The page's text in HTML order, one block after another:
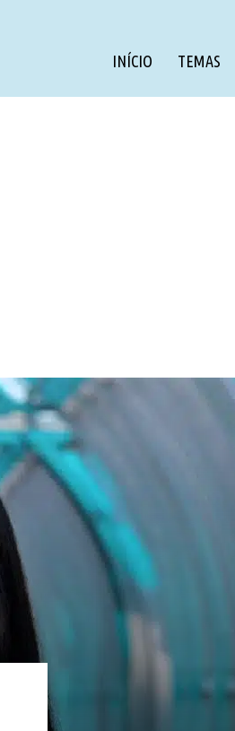
INÍCIO TEMAS